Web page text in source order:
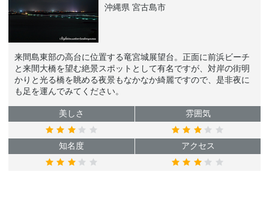
沖縄県 宮古島市
来間島東部の高台に位置する竜宮城展望台。正面に前浜ビーチ
と来間大橋を望む絶景スポットとして有名ですが、対岸の街明
かりと光る橋を眺める夜景もなかなか綺麗ですので、是非夜に
も足を運んでみてください。
美しさ 雰囲気
知名度 アクセス